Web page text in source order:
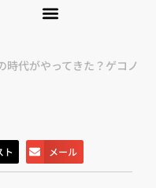
時代がやってきた？ゲコノ
ト メール